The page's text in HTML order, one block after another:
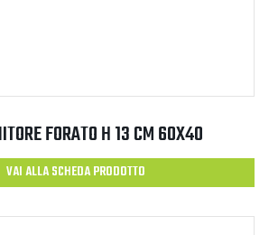
FORATO H 13 CM 60X40
VAI ALLA SCHEDA PRODOTTO